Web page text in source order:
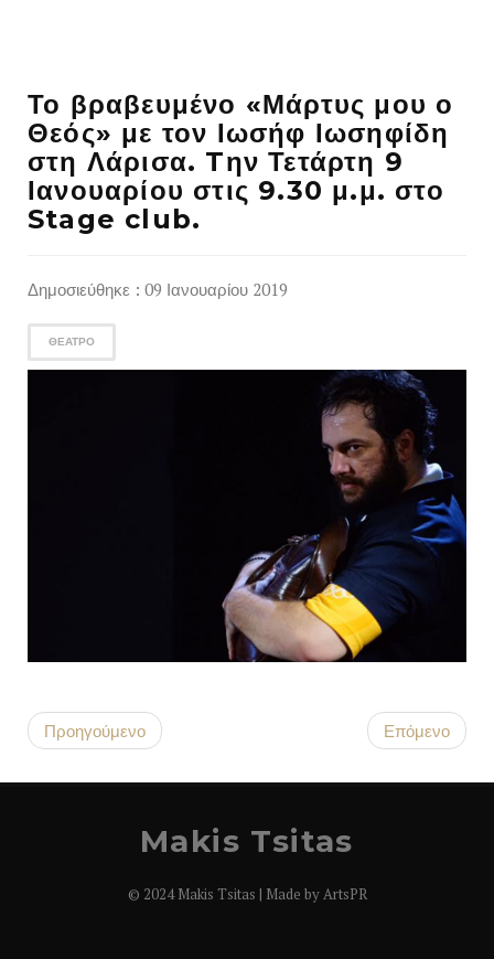
Το βραβευμένο «Μάρτυς μου ο
Θεός» με τον Ιωσήφ Ιωσηφίδη
στη Λάρισα. Tην Τετάρτη 9
Ιανουαρίου στις 9.30 μ.μ. στο
Stage club.
Δημοσιεύθηκε : 09 Ιανουαρίου 2019
ΘΈΑΤΡΟ
Προηγούμενο Επόμενο
Makis Tsitas
© 2024 Makis Tsitas | Made byArtsPR